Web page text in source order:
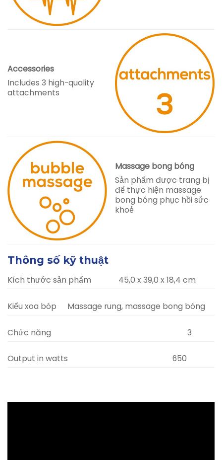
Accessories
Includes 3 high-quality
attachments
Massage bong bóng
Sản phẩm được trang bị
để thực hiện massage
bong bóng phục hồi sức
khoẻ
Thông số kỹ thuật
Kích thước sản phẩm 45,0 x 39,0 x 18,4 cm
Kiểu xoa bóp Massage rung, massage bong bóng
Chức năng 3
Output in watts 650